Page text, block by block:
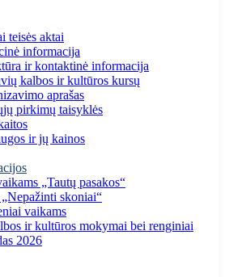
teisės aktai
informacija
ir kontaktinė informacija
kalbos ir kultūros kursų
aprašas
pirkimų taisyklės
ir jų kainos
„Tautų pasakos“
skoniai“
vaikams
ir kultūros mokymai bei renginiai
2026